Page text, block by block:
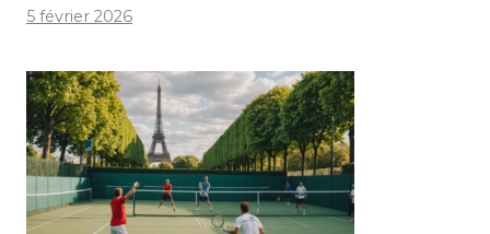
5 février 2026